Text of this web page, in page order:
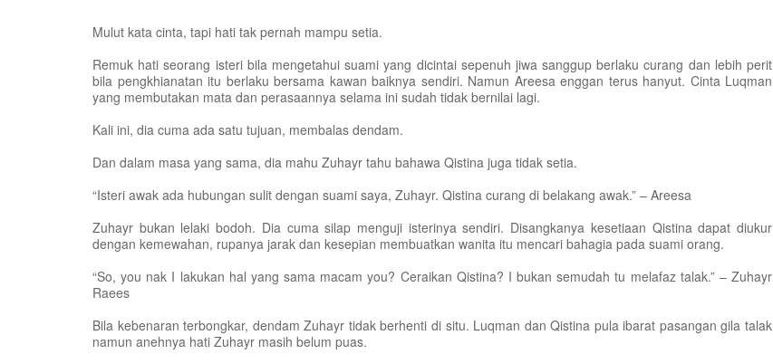
Mulut kata cinta, tapi hati tak pernah mampu setia.
Remuk hati seorang isteri bila mengetahui suami yang dicintai sepenuh jiwa sanggup berlaku curang dan lebih perit
bila pengkhianatan itu berlaku bersama kawan baiknya sendiri. Namun Areesa enggan terus hanyut. Cinta Luqman
yang membutakan mata dan perasaannya selama ini sudah tidak bernilai lagi.
Kali ini, dia cuma ada satu tujuan, membalas dendam.
Dan dalam masa yang sama, dia mahu Zuhayr tahu bahawa Qistina juga tidak setia.
“Isteri awak ada hubungan sulit dengan suami saya, Zuhayr. Qistina curang di belakang awak.” – Areesa
Zuhayr bukan lelaki bodoh. Dia cuma silap menguji isterinya sendiri. Disangkanya kesetiaan Qistina dapat diukur
dengan kemewahan, rupanya jarak dan kesepian membuatkan wanita itu mencari bahagia pada suami orang.
“So, you nak I lakukan hal yang sama macam you? Ceraikan Qistina? I bukan semudah tu melafaz talak.” – Zuhayr
Raees
Bila kebenaran terbongkar, dendam Zuhayr tidak berhenti di situ. Luqman dan Qistina pula ibarat pasangan gila talak
namun anehnya hati Zuhayr masih belum puas.